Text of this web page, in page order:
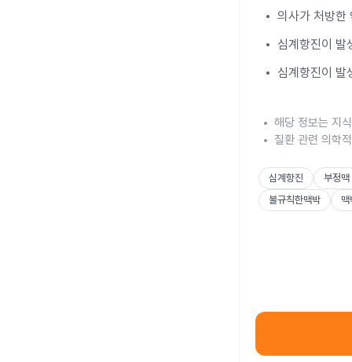
의사가 처방한
심계항진이 발
심계항진이 발
해당 정보는 지
질환 관련 의학
심계항진
부정맥
불규칙한맥박